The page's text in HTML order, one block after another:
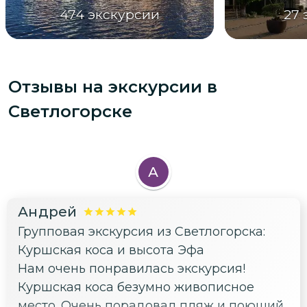
474 экскурсии 27
Отзывы на экскурсии в
Светлогорске
А
Андрей
Групповая экскурсия из Светлогорска:
Куршская коса и высота Эфа
Нам очень понравилась экскурсия!
Куршская коса безумно живописное